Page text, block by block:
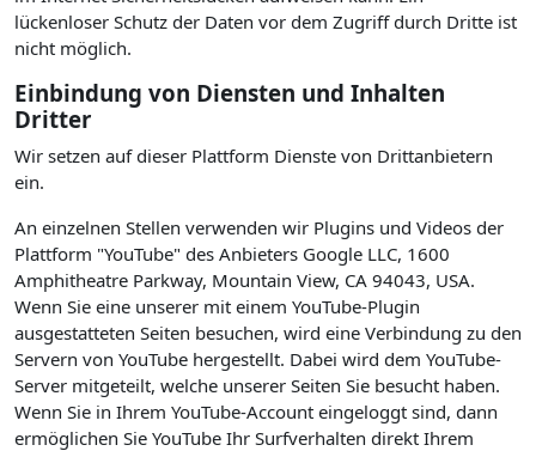
lückenloser Schutz der Daten vor dem Zugriff durch Dritte ist
nicht möglich.
Einbindung von Diensten und Inhalten
Dritter
Wir setzen auf dieser Plattform Dienste von Drittanbietern
ein.
An einzelnen Stellen verwenden wir Plugins und Videos der
Plattform "YouTube" des Anbieters Google LLC, 1600
Amphitheatre Parkway, Mountain View, CA 94043, USA.
Wenn Sie eine unserer mit einem YouTube-Plugin
ausgestatteten Seiten besuchen, wird eine Verbindung zu den
Servern von YouTube hergestellt. Dabei wird dem YouTube-
Server mitgeteilt, welche unserer Seiten Sie besucht haben.
Wenn Sie in Ihrem YouTube-Account eingeloggt sind, dann
ermöglichen Sie YouTube Ihr Surfverhalten direkt Ihrem